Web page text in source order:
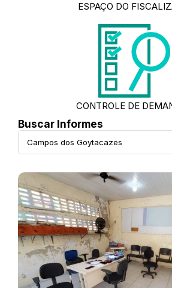
ESPAÇO DO
CONTROLE DE
Buscar Informes